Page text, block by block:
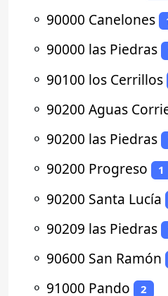
⚬ 90000 Canelones
⚬ 90000 las Piedras
⚬ 90100 los Cerrillos
⚬ 90200 Aguas
⚬ 90200 las Piedras
⚬ 90200 Progreso 1
⚬ 90200 Santa Lucía
⚬ 90209 las Piedras
⚬ 90600 San Ramón
⚬ 91000 Pando 2